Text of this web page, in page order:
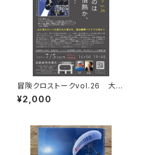
冒険クロストークvol.26 大石
明弘「山に登るのは 宿命か、情
熱か、それとも…」録画視聴権
¥2,000